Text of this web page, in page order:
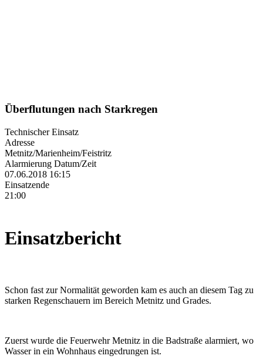
Überflutungen nach Starkregen
Technischer Einsatz
Adresse
Metnitz/Marienheim/Feistritz
Alarmierung Datum/Zeit
07.06.2018 16:15
Einsatzende
21:00
Einsatzbericht
Schon fast zur Normalität geworden kam es auch an diesem Tag zu
starken Regenschauern im Bereich Metnitz und Grades.
Zuerst wurde die Feuerwehr Metnitz in die Badstraße alarmiert, wo
Wasser in ein Wohnhaus eingedrungen ist.